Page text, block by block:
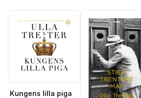
Kungens lilla piga